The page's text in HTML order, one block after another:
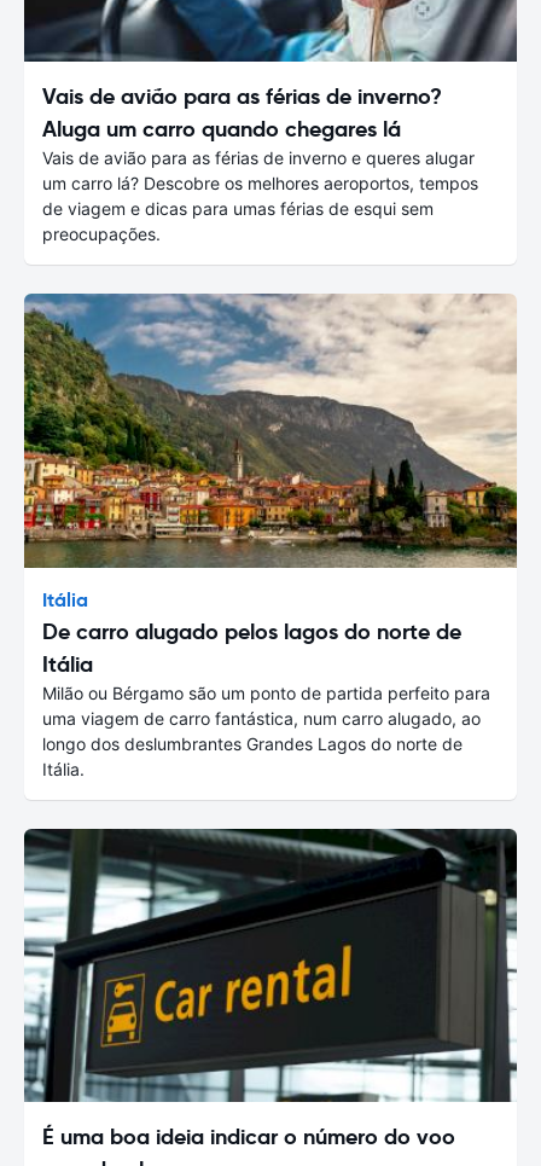
Vais de avião para as férias de inverno?
Aluga um carro quando chegares lá
Vais de avião para as férias de inverno e queres alugar
um carro lá? Descobre os melhores aeroportos, tempos
de viagem e dicas para umas férias de esqui sem
preocupações.
Itália
De carro alugado pelos lagos do norte de
Itália
Milão ou Bérgamo são um ponto de partida perfeito para
uma viagem de carro fantástica, num carro alugado, ao
longo dos deslumbrantes Grandes Lagos do norte de
Itália.
É uma boa ideia indicar o número do voo